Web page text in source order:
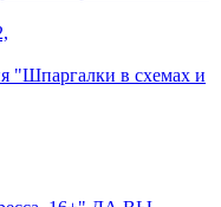
"Шпаргалки в схемах и